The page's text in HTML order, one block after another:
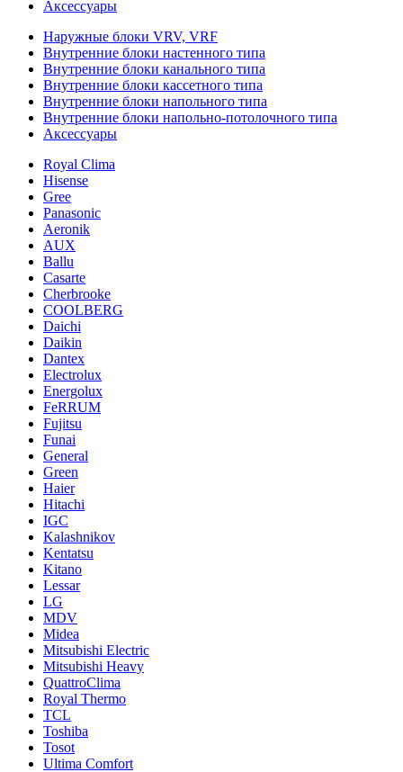
Аксессуары
Наружные блоки VRV, VRF
Внутренние блоки настенного типа
Внутренние блоки канального типа
Внутренние блоки кассетного типа
Внутренние блоки напольного типа
Внутренние блоки напольно-потолочного типа
Аксессуары
Royal Clima
Hisense
Gree
Panasonic
Aeronik
AUX
Ballu
Casarte
Cherbrooke
COOLBERG
Daichi
Daikin
Dantex
Electrolux
Energolux
FeRRUM
Fujitsu
Funai
General
Green
Haier
Hitachi
IGC
Kalashnikov
Kentatsu
Kitano
Lessar
LG
MDV
Midea
Mitsubishi Electric
Mitsubishi Heavy
QuattroClima
Royal Thermo
TCL
Toshiba
Tosot
Ultima Comfort